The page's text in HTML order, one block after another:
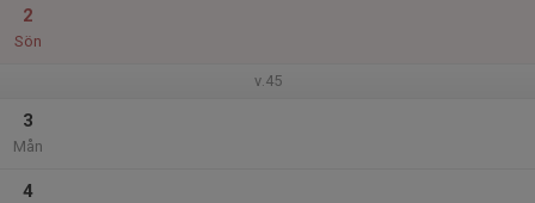
2
Sön
v.45
3
Mån
4